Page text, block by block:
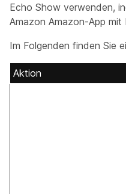
Echo Show verwenden,
Amazon Amazon-App
Im Folgenden finden Sie
Aktion